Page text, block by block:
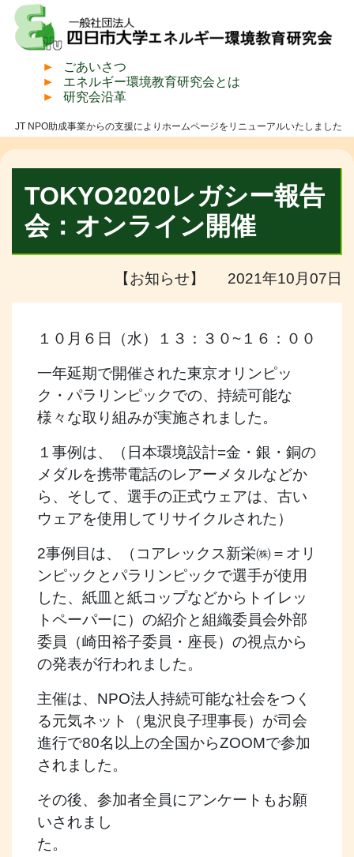
ごあいさつ
エネルギー環境教育研究会とは
研究会沿革
JT NPO助成事業からの支援によりホームページをリニューアルいたしました
TOKYO2020レガシー報告
会：オンライン開催
【お知らせ】 2021年10月07日
１０月６日（水）１３：３０~１６：００
一年延期で開催された東京オリンピッ
ク・パラリンピックでの、持続可能な
様々な取り組みが実施されました。
１事例は、（日本環境設計=金・銀・銅の
メダルを携帯電話のレアーメタルなどか
ら、そして、選手の正式ウェアは、古い
ウェアを使用してリサイクルされた）
2事例目は、（コアレックス新栄㈱＝オリ
ンピックとパラリンピックで選手が使用
した、紙皿と紙コップなどからトイレッ
トペーパーに）の紹介と組織委員会外部
委員（崎田裕子委員・座長）の視点から
の発表が行われました。
主催は、NPO法人持続可能な社会をつく
る元気ネット（鬼沢良子理事長）が司会
進行で80名以上の全国からZOOMで参加
されました。
その後、参加者全員にアンケートもお願
いされまし
た